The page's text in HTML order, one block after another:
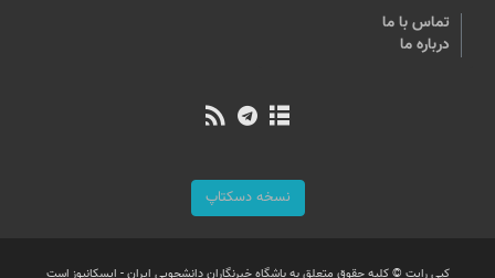
تماس با ما
درباره ما
نسخه دسکتاپ
کپی رایت © کلیه حقوق متعلق به باشگاه خبرنگاران دانشجویی ایران - ایسکانیوز است